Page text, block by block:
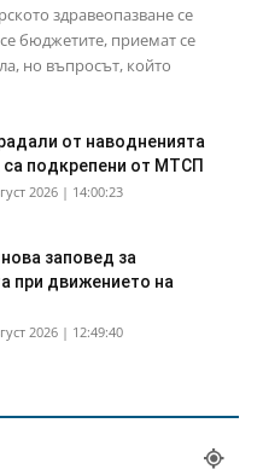
здравеопазване се
бюджетите, приемат се
но въпросът, който
от наводненията
подкрепени от МТСП
2026 | 14:00:23
заповед за
при движението на
2026 | 12:49:40